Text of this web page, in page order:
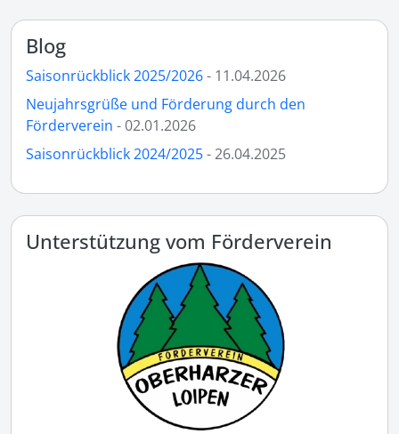
Blog
Saisonrückblick 2025/2026- 11.04.2026
Neujahrsgrüße und Förderung durch den
Förderverein - 02.01.2026
Saisonrückblick 2024/2025- 26.04.2025
Unterstützung vom Förderverein